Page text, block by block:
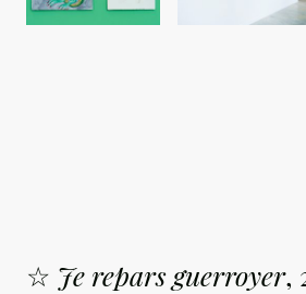
☆ Je repars guerroyer,